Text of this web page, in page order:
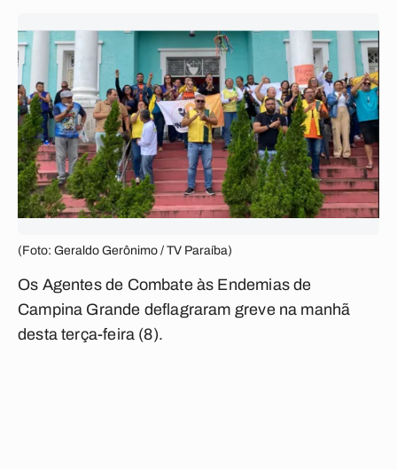
(Foto: Geraldo Gerônimo / TV Paraíba)
Os Agentes de Combate às Endemias de
Campina Grande deflagraram greve na manhã
desta terça-feira (8).